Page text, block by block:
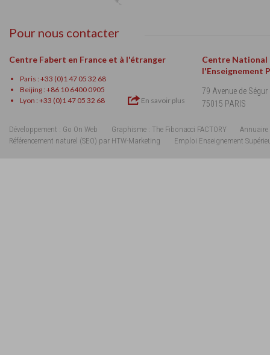
Pour nous contacter
Centre Fabert en France et à l'étranger
Paris : +33 (0)1 47 05 32 68
Beijing : +86 10 6400 0905
Lyon : +33 (0)1 47 05 32 68
En savoir plus
Centre National
l'Enseignement
79 Avenue de Ségur
75015 PARIS
Développement : Go On Web Graphisme : The Fibonacci FACTORY
Annuaire
Référencement naturel (SEO) par HTW-Marketing
Emploi Enseignement